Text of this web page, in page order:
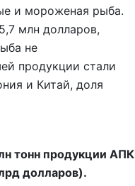
и мороженая рыба.
млн долларов,
не
продукции стали
и Китай, доля
тонн продукции АПК
долларов).